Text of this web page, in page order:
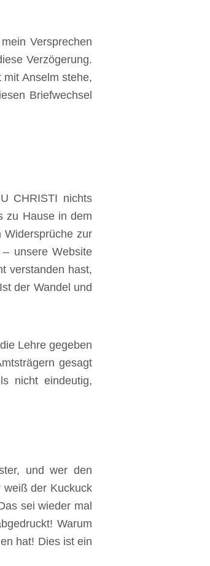
Versprechen
Verzögerung.
Anselm stehe,
Briefwechsel
CHRISTI nichts
zu Hause in dem
Widersprüche zur
unsere Website
verstanden hast,
der Wandel und
Lehre gegeben
gesagt
nicht eindeutig,
und wer den
weiß der Kuckuck
sei wieder mal
Warum
hat! Dies ist ein